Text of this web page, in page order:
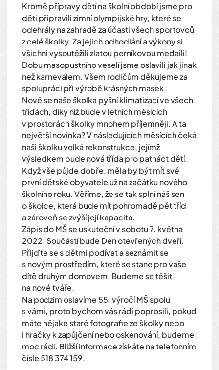
Kromě přípravy dětí na školní období jsme pro
děti připravili zimní olympijské hry, které se
odehrály na zahradě za účasti všech sportovců
z celé školky. Za jejich odhodlání a výkony si
všichni vysoutěžili zlatou perníkovou medaili!
Dobu masopustního veselí jsme oslavili jak jinak
než karnevalem. Všem rodičům děkujeme za
spolupráci při výrobě krásných masek.
Nově se naše školka pyšní klimatizací ve všech
třídách, díky níž bude v letních měsících
v prostorách školky mnohem příjemněji. A ta
největší novinka? V následujících měsících čeká
naši školku velká rekonstrukce, jejímž
výsledkem bude nová třída pro patnáct dětí.
Když vše půjde dobře, měla by být mít své
první dětské obyvatele už na začátku nového
školního roku. Věříme, že se tak splní náš sen
o školce, která bude mít pohromadě pět tříd
a zároveň se zvýší její kapacita.
Zápis do MŠ se uskuteční v sobotu 7. května
2022. Součástí bude Den otevřených dveří.
Přijďte se s dětmi podívat a seznámit se
s novým prostředím, které se stane pro vaše
dítě druhým domovem. Budeme se těšit
na nové tváře.
Na podzim oslavíme 55. výročí MŠ spolu
s vámi, proto bychom vás rádi poprosili, pokud
máte nějaké staré fotografie ze školky nebo
i hračky k zapůjčení nebo oskenování, budeme
moc rádi. Bližší informace získáte na telefonním
čísle 518 374 159.